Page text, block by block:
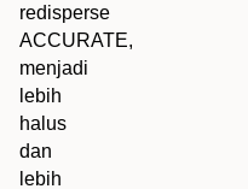
redisperse
ACCURATE,
menjadi
lebih
halus
dan
lebih